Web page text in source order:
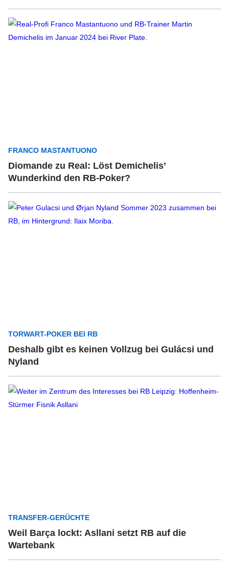
FRANCO MASTANTUONO
Diomande zu Real: Löst Demichelis’
Wunderkind den RB-Poker?
TORWART-POKER BEI RB
Deshalb gibt es keinen Vollzug bei Gulácsi und
Nyland
TRANSFER-GERÜCHTE
Weil Barça lockt: Asllani setzt RB auf die
Wartebank